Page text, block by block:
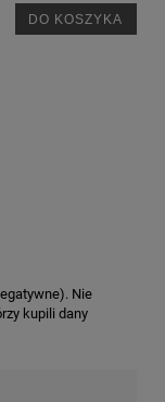
DO KOSZYKA
Nie
kupili dany